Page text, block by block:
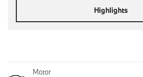
Highlights
Motor